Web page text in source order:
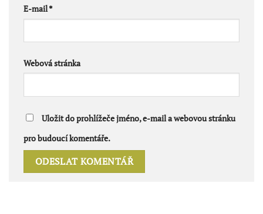
E-mail*
Webová stránka
Uložit do prohlížeče jméno, e-mail a webovou stránku
pro budoucí komentáře.